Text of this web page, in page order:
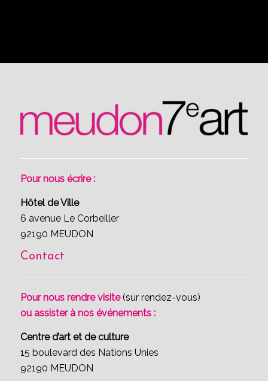
Pour nous écrire :
Hôtel de Ville
6 avenue Le Corbeiller
92190 MEUDON
Contact
Pour nous rendre visite(sur rendez-vous)
ou assister à nos événements :
Centre d’art et de culture
15 boulevard des Nations Unies
92190 MEUDON